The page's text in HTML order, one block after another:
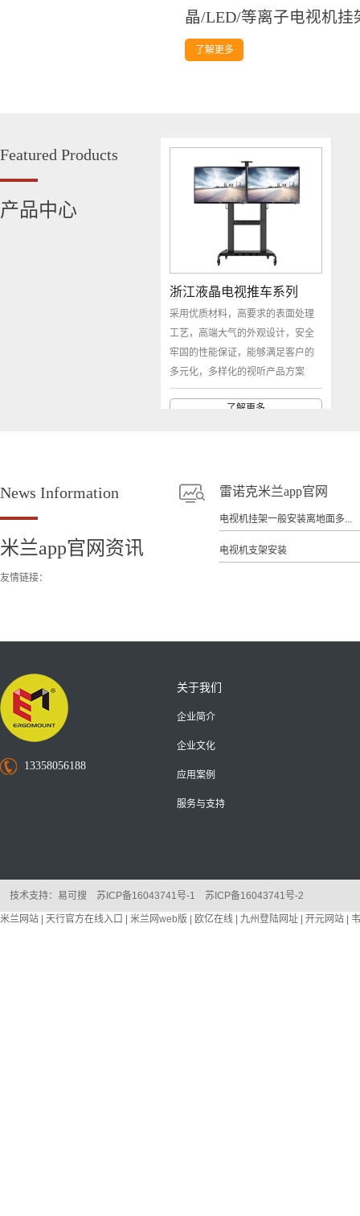
晶/LED/等离子电视机挂
了解更多
Featured Products
产品中心
浙江液晶电视推车系列
采用优质材料，高要求的表面处理
工艺，高端大气的外观设计，安全
牢固的性能保证，能够满足客户的
多元化，多样化的视听产品方案
了解更多
钢材，铝合金材质，各种不同解决
方案供您选择
News Information
米兰app官网资讯
雷诺克米兰app官网
电视机挂架一般安装离地面多...
电视机支架安装
友情链接：
13358056188
关于我们
企业简介
企业文化
应用案例
服务与支持
技术支持： 易可搜 苏ICP备16043741号-1 苏ICP备16043741号-2
米兰网站 天行官方在线入口 米兰网web版 欧亿在线 九州登陆网址 开元网站